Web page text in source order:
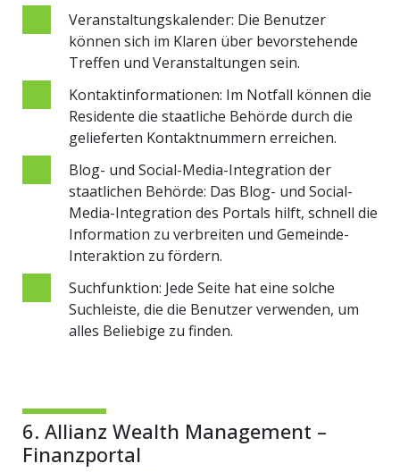
Veranstaltungskalender: Die Benutzer
können sich im Klaren über bevorstehende
Treffen und Veranstaltungen sein.
Kontaktinformationen: Im Notfall können die
Residente die staatliche Behörde durch die
gelieferten Kontaktnummern erreichen.
Blog- und Social-Media-Integration der
staatlichen Behörde: Das Blog- und Social-
Media-Integration des Portals hilft, schnell die
Information zu verbreiten und Gemeinde-
Interaktion zu fördern.
Suchfunktion: Jede Seite hat eine solche
Suchleiste, die die Benutzer verwenden, um
alles Beliebige zu finden.
6. Allianz Wealth Management –
Finanzportal